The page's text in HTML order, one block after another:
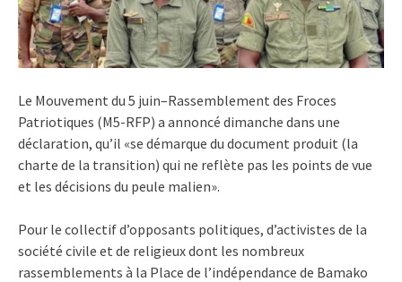
Le Mouvement du 5 juin–Rassemblement des Froces
Patriotiques (M5-RFP) a annoncé dimanche dans une
déclaration, qu’il «se démarque du document produit (la
charte de la transition) qui ne reflète pas les points de vue
et les décisions du peule malien».
Pour le collectif d’opposants politiques, d’activistes de la
société civile et de religieux dont les nombreux
rassemblements à la Place de l’indépendance de Bamako